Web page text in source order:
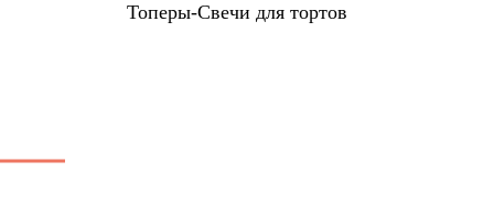
Топеры-Свечи для тортов